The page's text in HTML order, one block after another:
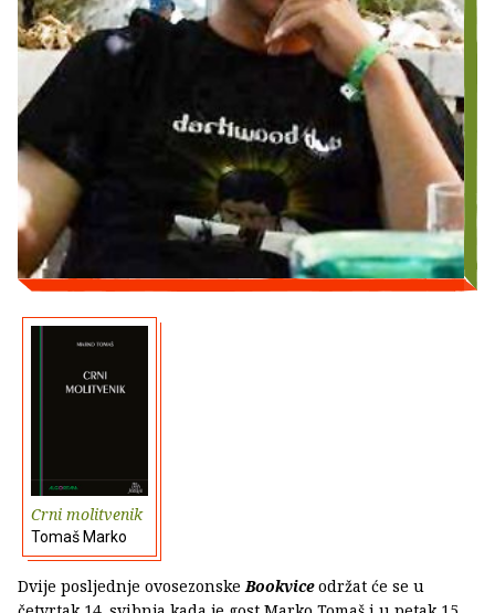
Crni molitvenik
Tomaš Marko
Dvije posljednje ovosezonskeBookviceodržat će se u